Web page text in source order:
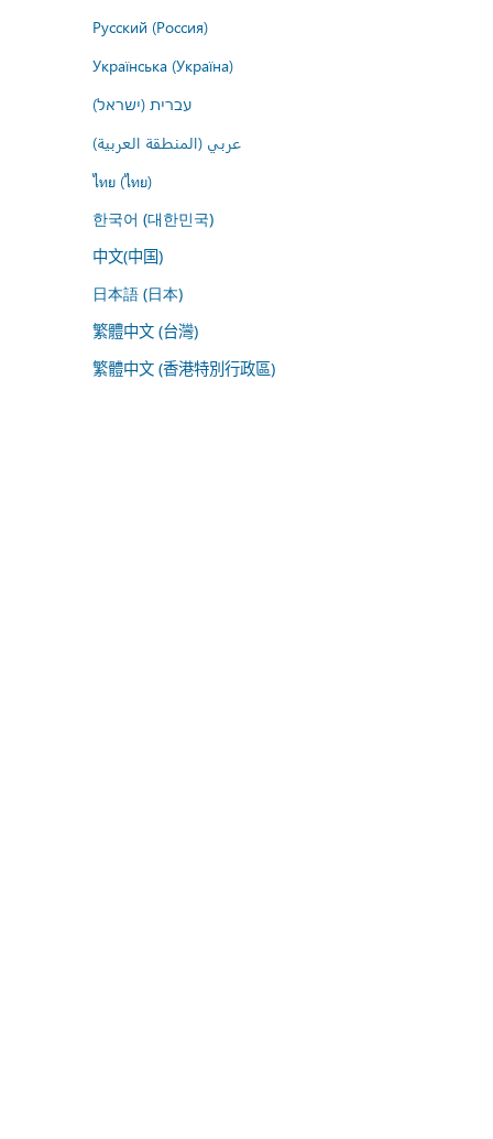
Русский (Россия)
Українська (Україна)
עברית (ישראל)
عربي (المنطقة العربية)
ไทย (ไทย)
한국어 (대한민국)
中文(中国)
日本語 (日本)
繁體中文 (台灣)
繁體中文 (香港特別行政區)